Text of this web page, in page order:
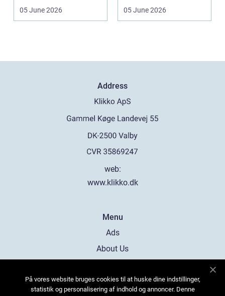
b&a...
05 June 2026
midt i sorgen.
05 June 2026
Address
web:
www.klikko.dk
Menu
Ads
About Us
Contact
På vores website bruges cookies til at huske dine indstillinger,
statistik og personalisering af indhold og annoncer. Denne